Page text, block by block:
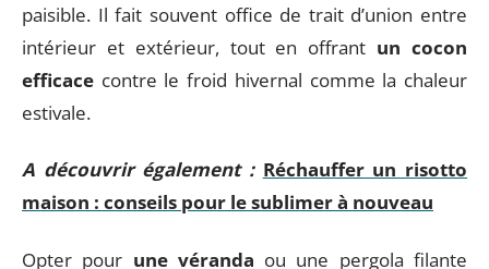
paisible. Il fait souvent office de trait d’union entre
intérieur et extérieur, tout en offrant un cocon
efficace contre le froid hivernal comme la chaleur
estivale.
A découvrir également : Réchauffer un risotto
maison : conseils pour le sublimer à nouveau
Opter pour une véranda ou une pergola filante